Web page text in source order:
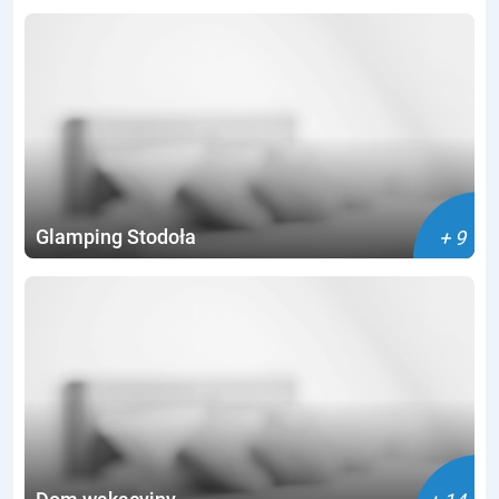
Suszarka do włosów
Leżaki
Możliwość rezerwacji online
Ogród do dyspozycji gości
Ogrzewanie
Akceptujemy małe zwierzęta
Glamping Stodoła + 9